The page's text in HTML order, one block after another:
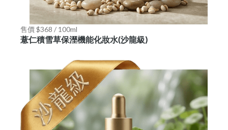
售價 $368 / 100ml
薏仁積雪草保溼機能化妝水(沙龍級)